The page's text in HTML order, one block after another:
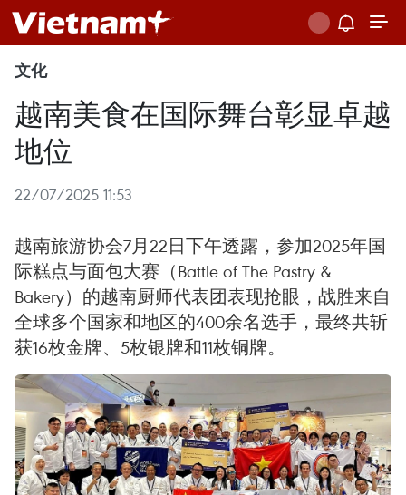
文化
越南美食在国际舞台彰显卓越
地位
22/07/2025 11:53
越南旅游协会7月22日下午透露，参加2025年国
际糕点与面包大赛（Battle of The Pastry &
Bakery）的越南厨师代表团表现抢眼，战胜来自
全球多个国家和地区的400余名选手，最终共斩
获16枚金牌、5枚银牌和11枚铜牌。